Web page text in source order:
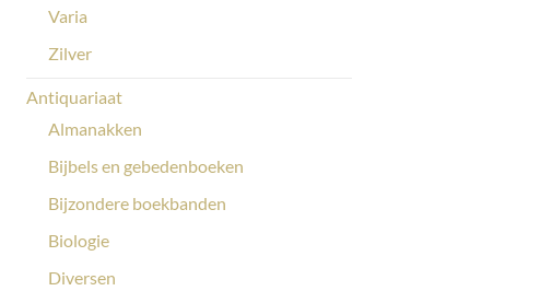
Varia
Zilver
Antiquariaat
Almanakken
Bijbels en gebedenboeken
Bijzondere boekbanden
Biologie
Diversen